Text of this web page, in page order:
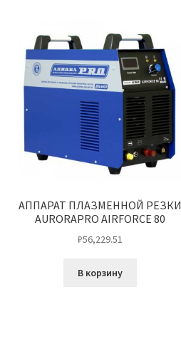
АППАРАТ ПЛАЗМЕННОЙ РЕЗКИ
AURORAPRO AIRFORCE 80
₽56,229.51
В корзину